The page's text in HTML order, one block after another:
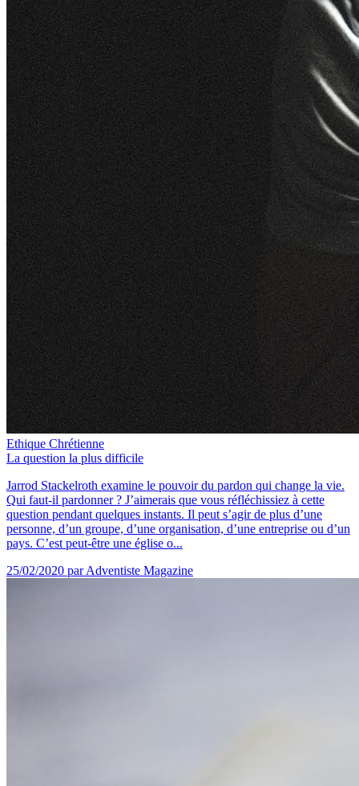
Ethique Chrétienne
La question la plus difficile
Jarrod Stackelroth examine le pouvoir du pardon qui change la vie.
Qui faut-il pardonner ? J’aimerais que vous réfléchissiez à cette
question pendant quelques instants. Il peut s’agir de plus d’une
personne, d’un groupe, d’une organisation, d’une entreprise ou d’un
pays. C’est peut-être une église o...
25/02/2020 par Adventiste Magazine